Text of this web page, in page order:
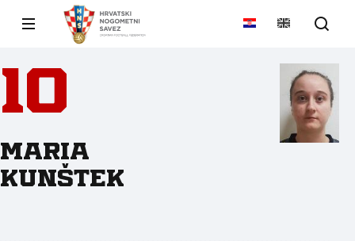
10
Maria
Kunštek